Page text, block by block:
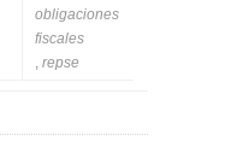
obligaciones
fiscales
repse